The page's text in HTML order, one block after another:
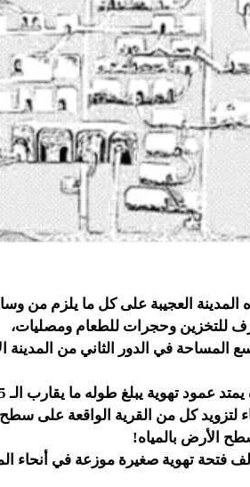
العجيبة على كل ما يلزم من
للتخزين وحجرات للطعام ومصليات،
المساحة في الدور الثاني من المدينة
عمود تهوية يبلغ طوله ما يقارب الـ 55 مترا،
لتزويد كل من القرية الواقعة على
الأرض بالمياه!